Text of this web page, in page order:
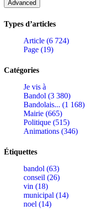
Types d’articles
Article (6 724)
Page (19)
Catégories
Je vis à
Bandol (3 380)
Bandolais... (1 168)
Mairie (665)
Politique (515)
Animations (346)
Étiquettes
bandol (63)
conseil (26)
vin (18)
municipal (14)
noel (14)